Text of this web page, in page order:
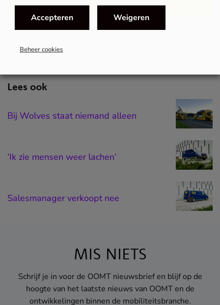
Unieke Chrysler Blackcruiser
‘Ik ben pas tevreden als mijn auto echt
Koning te rijk met VW Lupo
Booster magazine
Powered by OOMT
Lees ook
Bij Wolves staat niemand alleen
‘Ik zie mensen weer lachen’
Salesmanager verkoopt nee
MIS NIETS
Schrijf je in voor de OOMT nieuwsbrief en blijf op de
hoogte van het laatste nieuws van OOMT en de
ontwikkelingen binnen de mobiliteitsbranche.
Accepteren Weigeren
Beheer cookies